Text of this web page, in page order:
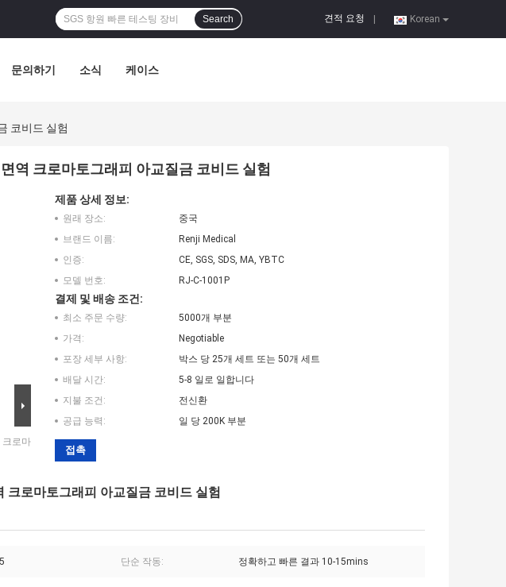
Korean
견적 요청
Search
문의하기 소식 케이스
코비드 실험
역 크로마토그래피 아교질금 코비드 실험
크로마
제품 상세 정보:
원래 장소:
중국
브랜드 이름:
Renji Medical
인증:
CE, SGS, SDS, MA, YBTC
모델 번호:
RJ-C-1001P
결제 및 배송 조건:
최소 주문 수량:
5000개 부분
가격:
Negotiable
포장 세부 사항:
박스 당 25개 세트 또는 50개 세트
배달 시간:
5-8 일로 일합니다
지불 조건:
전신환
공급 능력:
일 당 200K 부분
접촉
크로마토그래피 아교질금 코비드 실험
단순 작동: 정확하고 빠른 결과 10-15mins